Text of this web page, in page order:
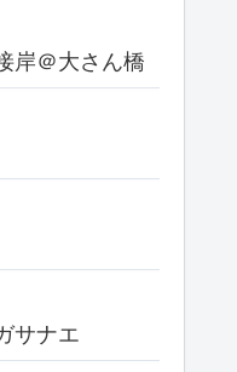
岸＠大さん橋
サナエ